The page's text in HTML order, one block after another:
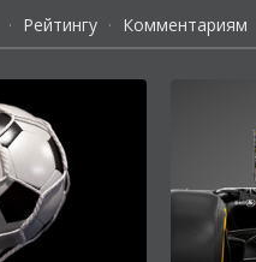
· Рейтингу · Комментариям